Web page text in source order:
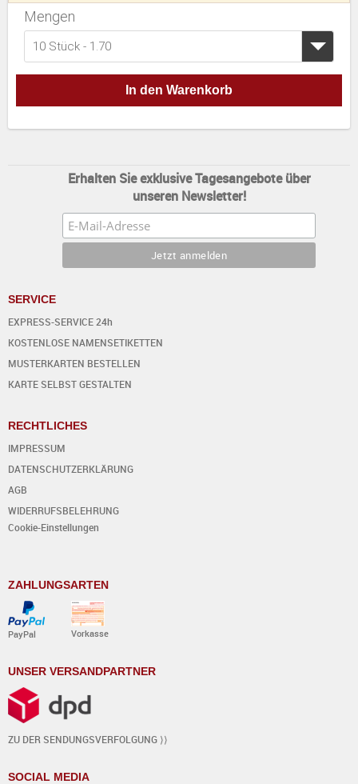
Mengen
10 Stück - 1.70
In den Warenkorb
Erhalten Sie exklusive Tagesangebote über
unseren Newsletter!
SERVICE
EXPRESS-SERVICE 24h
KOSTENLOSE NAMENSETIKETTEN
MUSTERKARTEN BESTELLEN
KARTE SELBST GESTALTEN
RECHTLICHES
IMPRESSUM
DATENSCHUTZERKLÄRUNG
AGB
WIDERRUFSBELEHRUNG
Cookie-Einstellungen
ZAHLUNGSARTEN
PayPal Vorkasse
UNSER VERSANDPARTNER
ZU DER SENDUNGSVERFOLGUNG ⟩⟩
SOCIAL MEDIA